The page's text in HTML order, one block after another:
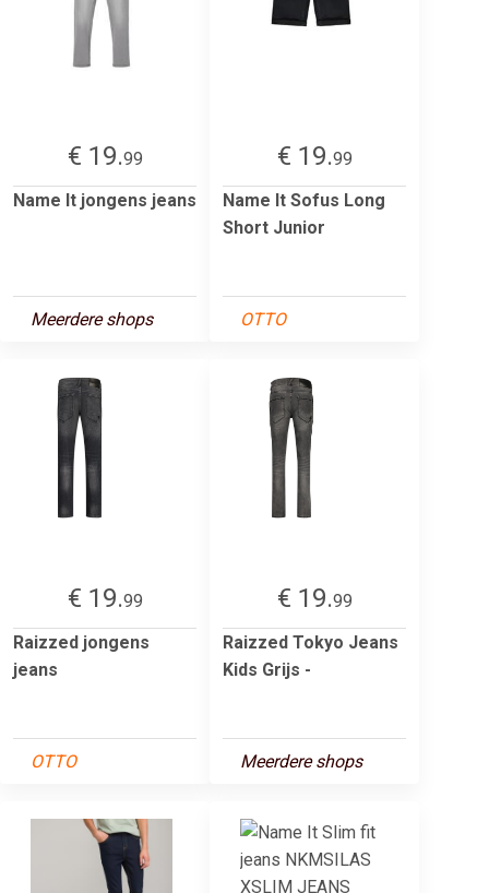
€ 19.99
Name It jongens jeans
Meerdere shops
€ 19.99
Name It Sofus Long
Short Junior
OTTO
€ 19.99
Raizzed jongens
jeans
OTTO
€ 19.99
Raizzed Tokyo Jeans
Kids Grijs -
Meerdere shops